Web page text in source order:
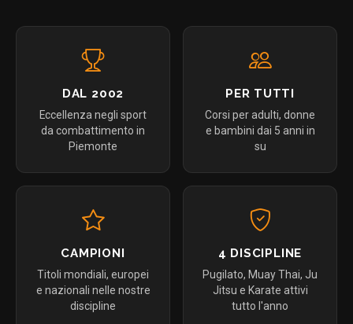
DAL 2002
Eccellenza negli sport
da combattimento in
Piemonte
PER TUTTI
Corsi per adulti, donne
e bambini dai 5 anni in
su
CAMPIONI
Titoli mondiali, europei
e nazionali nelle nostre
discipline
4 DISCIPLINE
Pugilato, Muay Thai, Ju
Jitsu e Karate attivi
tutto l'anno